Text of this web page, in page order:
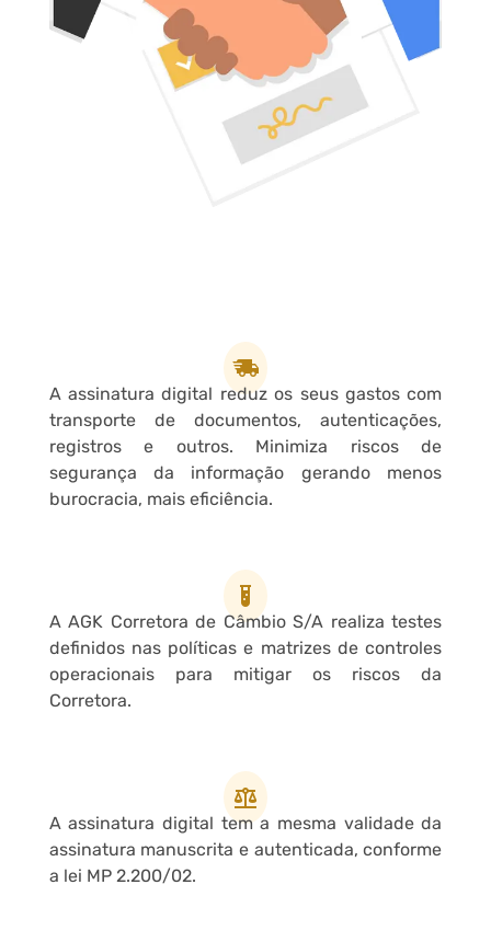
A assinatura digital reduz os seus gastos com
transporte de documentos, autenticações,
registros e outros. Minimiza riscos de
segurança da informação gerando menos
burocracia, mais eficiência.
A AGK Corretora de Câmbio S/A realiza testes
definidos nas políticas e matrizes de controles
operacionais para mitigar os riscos da
Corretora.
A assinatura digital tem a mesma validade da
assinatura manuscrita e autenticada, conforme
a lei MP 2.200/02.